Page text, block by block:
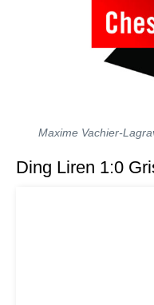
Maxime Vachier-
Ding Liren 1:0